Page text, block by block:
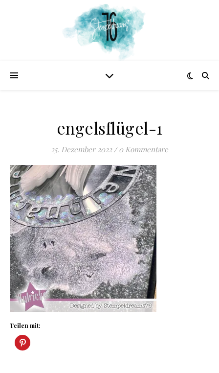
engelsflügel-1
25. Dezember 2022 / 0 Kommentare
Teilen mit: